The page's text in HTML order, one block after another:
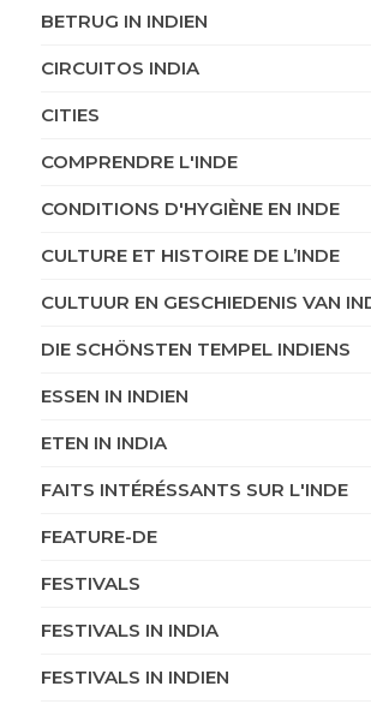
BETRUG IN INDIEN
CIRCUITOS INDIA
CITIES
COMPRENDRE L'INDE
CONDITIONS D'HYGIÈNE EN INDE
CULTURE ET HISTOIRE DE L’INDE
CULTUUR EN GESCHIEDENIS VAN
DIE SCHÖNSTEN TEMPEL INDIENS
ESSEN IN INDIEN
ETEN IN INDIA
FAITS INTÉRÉSSANTS SUR L'INDE
FEATURE-DE
FESTIVALS
FESTIVALS IN INDIA
FESTIVALS IN INDIEN